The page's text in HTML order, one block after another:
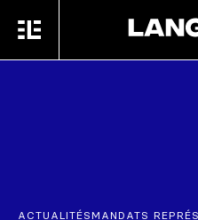
MENU
ACTUALITÉS MANDATS